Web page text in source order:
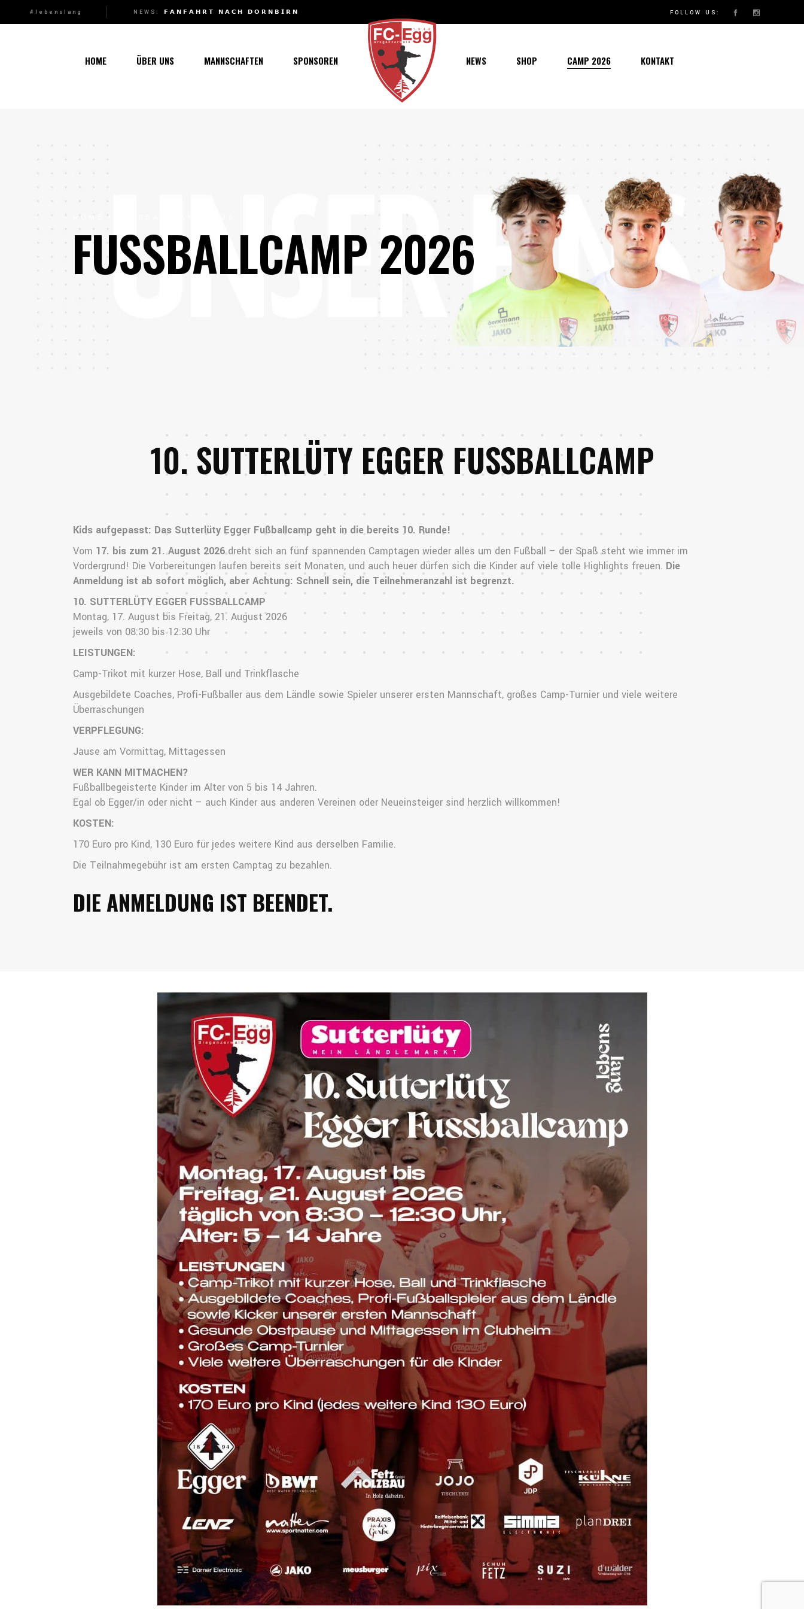
#lebenslang NEWS:VORBEREITUNG 2026: KURS AUF DIE NEUE SAISON 𝗙𝗔𝗡𝗙𝗔𝗛𝗥𝗧 𝗡𝗔𝗖𝗛 𝗗𝗢𝗥𝗡𝗕𝗜𝗥𝗡 FOLLOW US:
HOME ÜBER UNS MANNSCHAFTEN SPONSOREN NEWS SHOP CAMP 2026 KONTAKT
Über uns
1. Mannschaft
HOME
FUSSBALLCAMP 2026
10. SUTTERLÜTY EGGER FUSSBALLCAMP
Kids aufgepasst: Das Sutterlüty Egger Fußballcamp geht in die bereits 10. Runde!
Vom 17. bis zum 21. August 2026dreht sich an fünf spannenden Camptagen wieder alles um den Fußball – der Spaß steht wie immer im
Vordergrund! Die Vorbereitungen laufen bereits seit Monaten, und auch heuer dürfen sich die Kinder auf viele tolle Highlights freuen. Die
Anmeldung ist ab sofort möglich, aber Achtung: Schnell sein, die Teilnehmeranzahl ist begrenzt.
10. SUTTERLÜTY EGGER FUSSBALLCAMP
Montag, 17. August bis Freitag, 21. August 2026
jeweils von 08:30 bis 12:30 Uhr
LEISTUNGEN:
Camp-Trikot mit kurzer Hose, Ball und Trinkflasche
Ausgebildete Coaches, Profi-Fußballer aus dem Ländle sowie Spieler unserer ersten Mannschaft, großes Camp-Turnier und viele weitere
Überraschungen
VERPFLEGUNG:
Jause am Vormittag, Mittagessen
WER KANN MITMACHEN?
Fußballbegeisterte Kinder im Alter von 5 bis 14 Jahren.
Egal ob Egger/in oder nicht – auch Kinder aus anderen Vereinen oder Neueinsteiger sind herzlich willkommen!
KOSTEN:
170 Euro pro Kind, 130 Euro für jedes weitere Kind aus derselben Familie.
Die Teilnahmegebühr ist am ersten Camptag zu bezahlen.
DIE ANMELDUNG IST BEENDET.